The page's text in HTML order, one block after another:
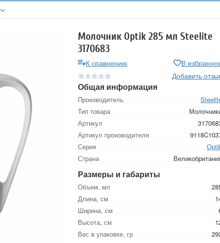
Молочник Optik 285 мл Steelite
3170683
К сравнению
В
Добавить
Общая информация
Производитель
Тип товара
Артикул
Артикул производителя
Серия
Страна
Размеры и габариты
Объем, мл
Длина, см
Ширина, см
Высота, см
Вес в упаковке, гр